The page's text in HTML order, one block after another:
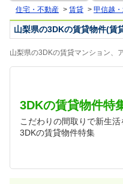
住宅・不動産 > 賃貸 > 甲信越
山梨県の3DKの賃貸物件(賃
山梨県の3DKの賃貸マンション、
3DKの賃貸物件特
こだわりの間取りで新生活
3DKの賃貸物件特集